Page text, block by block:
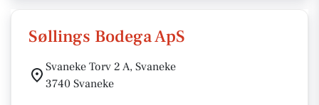
Søllings Bodega ApS
Svaneke Torv 2 A, Svaneke
3740 Svaneke